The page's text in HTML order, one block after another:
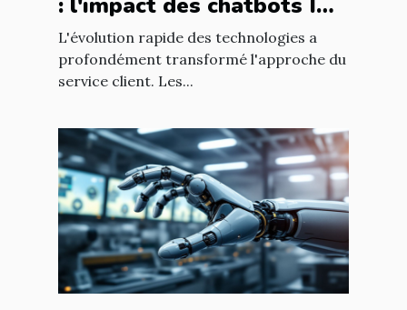
sur l'expérience utilisateur
L'évolution rapide des technologies a
profondément transformé l'approche du
service client. Les...